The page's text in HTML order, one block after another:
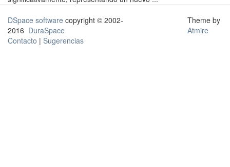
DSpace software copyright © 2002-
2016 DuraSpace
Contacto | Sugerencias
Theme by
Atmire